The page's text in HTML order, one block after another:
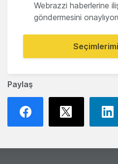
Paylaş
Webrazzi haberlerine
göndermesini